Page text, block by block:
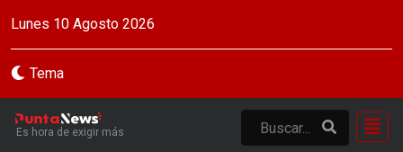
Lunes 10 Agosto 2026
Tema
Es hora de exigir más